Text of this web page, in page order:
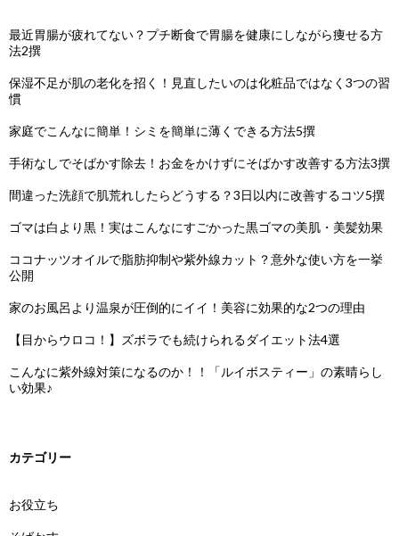
最近胃腸が疲れてない？プチ断食で胃腸を健康にしながら痩せる方
法2撰
保湿不足が肌の老化を招く！見直したいのは化粧品ではなく3つの習
慣
家庭でこんなに簡単！シミを簡単に薄くできる方法5撰
手術なしでそばかす除去！お金をかけずにそばかす改善する方法3撰
間違った洗顔で肌荒れしたらどうする？3日以内に改善するコツ5撰
ゴマは白より黒！実はこんなにすごかった黒ゴマの美肌・美髪効果
ココナッツオイルで脂肪抑制や紫外線カット？意外な使い方を一挙
公開
家のお風呂より温泉が圧倒的にイイ！美容に効果的な2つの理由
【目からウロコ！】ズボラでも続けられるダイエット法4選
こんなに紫外線対策になるのか！！「ルイボスティー」の素晴らし
い効果♪
カテゴリー
お役立ち